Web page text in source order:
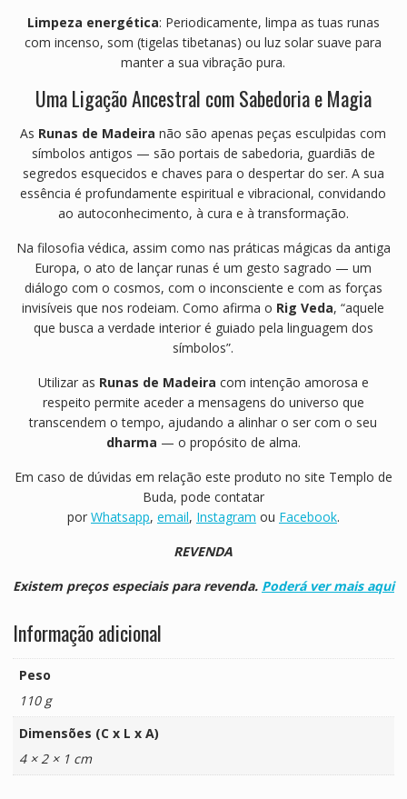
Limpeza energética: Periodicamente, limpa as tuas runas
com incenso, som (tigelas tibetanas) ou luz solar suave para
manter a sua vibração pura.
Uma Ligação Ancestral com Sabedoria e Magia
As Runas de Madeira não são apenas peças esculpidas com
símbolos antigos — são portais de sabedoria, guardiãs de
segredos esquecidos e chaves para o despertar do ser. A sua
essência é profundamente espiritual e vibracional, convidando
ao autoconhecimento, à cura e à transformação.
Na filosofia védica, assim como nas práticas mágicas da antiga
Europa, o ato de lançar runas é um gesto sagrado — um
diálogo com o cosmos, com o inconsciente e com as forças
invisíveis que nos rodeiam. Como afirma o Rig Veda, “aquele
que busca a verdade interior é guiado pela linguagem dos
símbolos”.
Utilizar as Runas de Madeira com intenção amorosa e
respeito permite aceder a mensagens do universo que
transcendem o tempo, ajudando a alinhar o ser com o seu
dharma — o propósito de alma.
Em caso de dúvidas em relação este produto no site Templo de
Buda, pode contatar
por Whatsapp, email, Instagram ou Facebook.
REVENDA
Existem preços especiais para revenda. Poderá ver mais aqui
Informação adicional
Peso
110 g
Dimensões (C x L x A)
4 × 2 × 1 cm